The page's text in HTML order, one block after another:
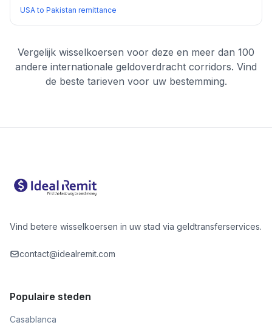
USA to Pakistan remittance
Vergelijk wisselkoersen voor deze en meer dan 100
andere internationale geldoverdracht corridors. Vind
de beste tarieven voor uw bestemming.
Vind betere wisselkoersen in uw stad via geldtransferservices.
contact@idealremit.com
Populaire steden
Casablanca